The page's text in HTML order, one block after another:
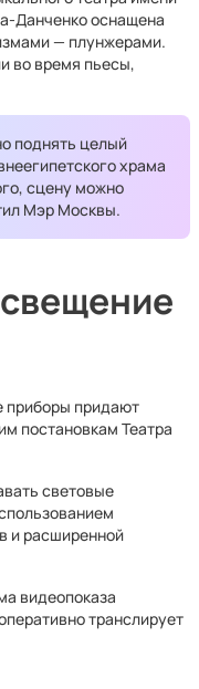
Данченко оснащена
— плунжерами.
во время пьесы,
поднять целый
храма
сцену можно
Мэр Москвы.
приборы придают
постановкам Театра
световые
и расширенной
видеопоказа
транслирует